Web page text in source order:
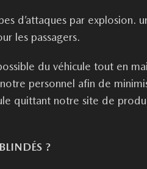
d’attaques par explosion.
les passagers.
du véhicule tout en
personnel afin de
quittant notre site de
?